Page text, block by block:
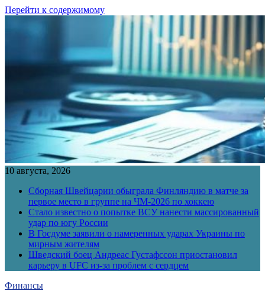
Перейти к содержимому
10 августа, 2026
Сборная Швейцарии обыграла Финляндию в матче за
первое место в группе на ЧМ-2026 по хоккею
Стало известно о попытке ВСУ нанести массированный
удар по югу России
В Госдуме заявили о намеренных ударах Украины по
мирным жителям
Шведский боец Андреас Густафссон приостановил
карьеру в UFC из-за проблем с сердцем
Финансы